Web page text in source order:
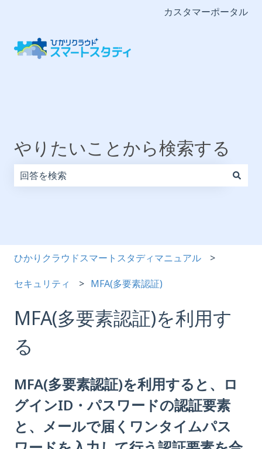
カスタマーポータル
やりたいことから検索する
ひかりクラウドスマートスタディマニュアル
セキュリティ MFA(多要素認証)
MFA(多要素認証)を利用す
る
MFA(多要素認証)を利用すると、ロ
グインID・パスワードの認証要素
と、メールで届くワンタイムパス